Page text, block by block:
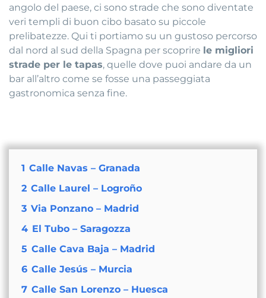
angolo del paese, ci sono strade che sono diventate
veri templi di buon cibo basato su piccole
prelibatezze. Qui ti portiamo su un gustoso percorso
dal nord al sud della Spagna per scoprire le migliori
strade per le tapas, quelle dove puoi andare da un
bar all’altro come se fosse una passeggiata
gastronomica senza fine.
1 Calle Navas – Granada
2 Calle Laurel – Logroño
3 Via Ponzano – Madrid
4 El Tubo – Saragozza
5 Calle Cava Baja – Madrid
6 Calle Jesús – Murcia
7 Calle San Lorenzo – Huesca